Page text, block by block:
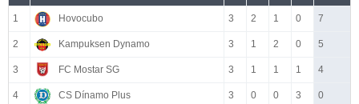
1 Hovocubo 3 2 1 0 7
2 Kampuksen Dynamo 3 1 2 0 5
3 FC Mostar SG 3 1 1 1 4
4 CS Dínamo Plus 3 0 0 3 0